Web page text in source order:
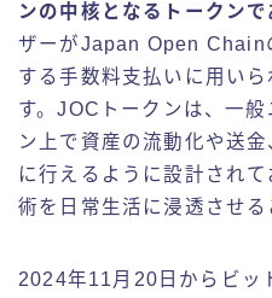
ンの中核となるトークン
ザーがJapan Open Chain
する手数料支払いに用い
す。JOCトークンは、一
ン上で資産の流動化や送
に行えるように設計され
術を日常生活に浸透させる
2024年11月20日からビッ